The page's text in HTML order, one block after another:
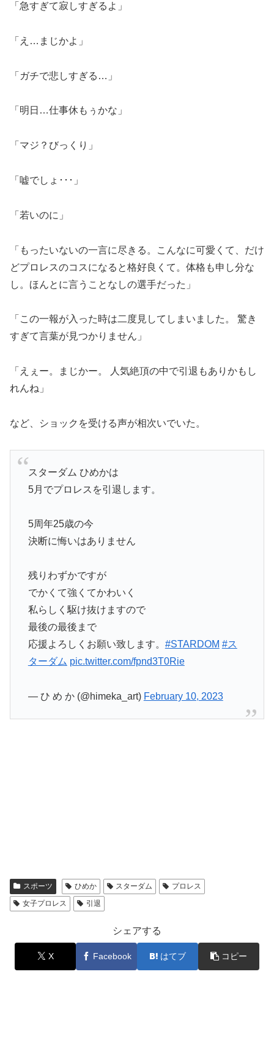
「急すぎて寂しすぎるよ」
「え…まじかよ」
「ガチで悲しすぎる…」
「明日…仕事休もぅかな」
「マジ？びっくり」
「嘘でしょ･･･」
「若いのに」
「もったいないの一言に尽きる。こんなに可愛くて、だけ
どプロレスのコスになると格好良くて。体格も申し分な
し。ほんとに言うことなしの選手だった」
「この一報が入った時は二度見してしまいました。 驚き
すぎて言葉が見つかりません」
「えぇー。まじかー。 人気絶頂の中で引退もありかもし
れんね」
など、ショックを受ける声が相次いでいた。
スターダム ひめかは
5月でプロレスを引退します。
5周年25歳の今
決断に悔いはありません
残りわずかですが
でかくて強くてかわいく
私らしく駆け抜けますので
最後の最後まで
応援よろしくお願い致します。 #STARDOM #ス
ターダム pic.twitter.com/fpnd3T0Rie
— ひ め か (@himeka_art) February 10, 2023
スポーツ ひめか スターダム
プロレス
女子プロレス
引退
シェアする
X Facebook はてブ コピー